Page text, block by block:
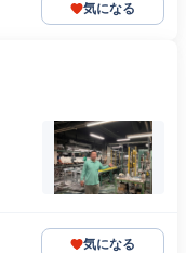
気になる
気になる